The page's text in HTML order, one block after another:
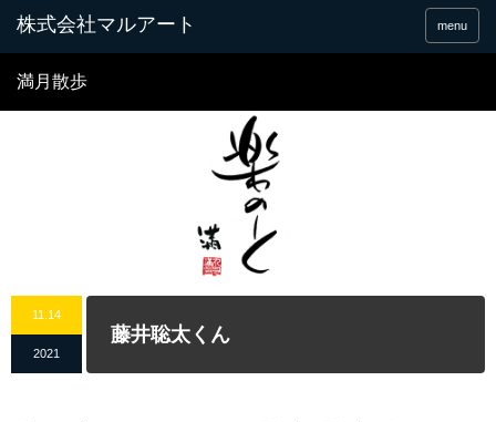
menu
満月散歩
11.14
2021
藤井聡太くん